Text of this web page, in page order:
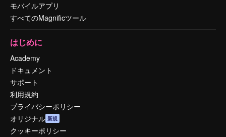
モバイルアプリ
すべてのMagnificツール
はじめに
Academy
ドキュメント
サポート
利用規約
プライバシーポリシー
オリジナル 新規
クッキーポリシー